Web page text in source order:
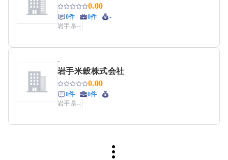
0.00
0件 0件
-
岩手県--
-
岩手米穀株式会社
0.00
0件 0件
-
岩手県--